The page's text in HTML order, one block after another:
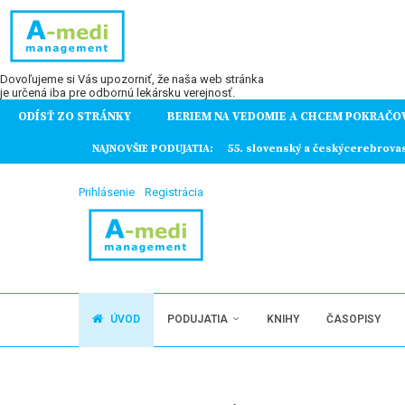
Dovoľujeme si Vás upozorniť, že naša web stránka
je určená iba pre odbornú lekársku verejnosť.
ODÍSŤ ZO STRÁNKY BERIEM NA VEDOMIE A CHCEM
NAJNOVŠIE PODUJATIA: 55. slovenský a
Prihlásenie Registrácia
ÚVOD PODUJATIA KNIHY ČASOPISY